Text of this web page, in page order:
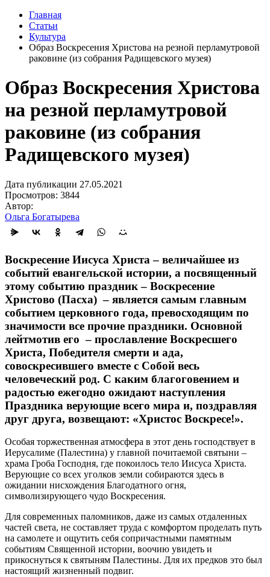
Главная
Статьи
Культура
Образ Воскресения Христова на резной перламутровой
раковине (из собрания Радищевского музея)
Образ Воскресения Христова
на резной перламутровой
раковине (из собрания
Радищевского музея)
Дата публикации 27.05.2021
Просмотров: 3844
Автор:
Ольга Богатырева
Воскресение Иисуса Христа – величайшее из
событий евангельской истории, а посвященный
этому событию праздник – Воскресение
Христово (Пасха) – является самым главным
событием церковного года, превосходящим по
значимости все прочие праздники. Основной
лейтмотив его – прославление Воскресшего
Христа, Победителя смерти и ада,
совоскресившего вместе с Собой весь
человеческий род. С каким благоговением и
радостью ежегодно ожидают наступления
Праздника верующие всего мира и, поздравляя
друг друга, возвещают: «Христос Воскресе!».
Особая торжественная атмосфера в этот день господствует в
Иерусалиме (Палестина) у главной почитаемой святыни –
храма Гроба Господня, где покоилось тело Иисуса Христа.
Верующие со всех уголков земли собираются здесь в
ожидании нисхождения Благодатного огня,
символизирующего чудо Воскресения.
Для современных паломников, даже из самых отдаленных
частей света, не составляет труда с комфортом проделать путь
на самолете и ощутить себя сопричастными памятным
событиям Священной истории, воочию увидеть и
прикоснуться к святыням Палестины. Для их предков это был
настоящий жизненный подвиг.